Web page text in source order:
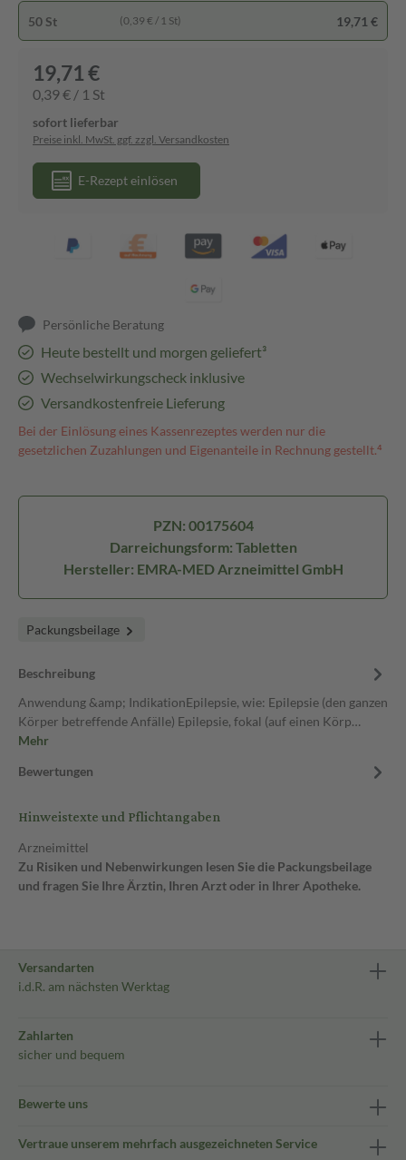
50 St (0,39 € / 1 St) 19,71 €
19,71 €
0,39 € / 1 St
sofort lieferbar
Preise inkl. MwSt. ggf. zzgl. Versandkosten
E-Rezept einlösen
Persönliche Beratung
Heute bestellt und morgen geliefert³
Wechselwirkungscheck inklusive
Versandkostenfreie Lieferung
Bei der Einlösung eines Kassenrezeptes werden nur die
gesetzlichen Zuzahlungen und Eigenanteile in Rechnung gestellt.⁴
PZN: 00175604
Darreichungsform: Tabletten
Hersteller: EMRA-MED Arzneimittel GmbH
Packungsbeilage
Beschreibung
Anwendung &amp; IndikationEpilepsie, wie: Epilepsie (den ganzen
Körper betreffende Anfälle) Epilepsie, fokal (auf einen Körp…
Mehr
Bewertungen
Hinweistexte und Pflichtangaben
Arzneimittel
Zu Risiken und Nebenwirkungen lesen Sie die Packungsbeilage
und fragen Sie Ihre Ärztin, Ihren Arzt oder in Ihrer Apotheke.
Versandarten
i.d.R. am nächsten Werktag
Zahlarten
sicher und bequem
Bewerte uns
Vertraue unserem mehrfach ausgezeichneten Service